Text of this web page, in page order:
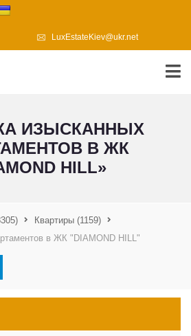
LuxEstateKiev@ukr.net
ИЗЫСКАННЫХ
В ЖК
HILL»
Квартиры (1159)
в ЖК "DIAMOND HILL"